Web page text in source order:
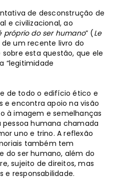
de desconstrução de
e civilizacional, ao
próprio do ser humano” (Le
um recente livro do
esta questão, que ele
“legitimidade
de todo o edifício ético e
e encontra apoio na visão
à imagem e semelhanças
pessoa humana chamada
uno e trino. A reflexão
também tem
do ser humano, além do
sujeito de direitos, mas
e responsabilidade.